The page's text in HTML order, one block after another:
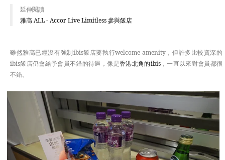
延伸閱讀
雅高 ALL - Accor Live Limitless 參與飯店
雖然雅高已經沒有強制ibis飯店要執行welcome amenity，但許多比較資深的
ibis飯店仍會給予會員不錯的待遇，像是香港北角的ibis，一直以來對會員都很
不錯。